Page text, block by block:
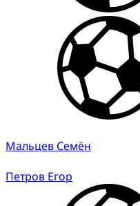
Мальцев Семён
Петров Егор